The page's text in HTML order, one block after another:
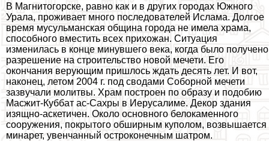
В Магнитогорске, равно как и в других городах Южного
Урала, проживает много последователей Ислама. Долгое
время мусульманская община города не имела храма,
способного вместить всех прихожан. Ситуация
изменилась в конце минувшего века, когда было получено
разрешение на строительство новой мечети. Его
окончания верующим пришлось ждать десять лет. И вот,
наконец, летом 2004 г. под сводами Соборной мечети
зазвучали молитвы. Храм построен по образу и подобию
Масжит-Куббат ас-Сахры в Иерусалиме. Декор здания
изящно-аскетичен. Около основного белокаменного
сооружения, покрытого обширным куполом, возвышается
минарет, увенчанный остроконечным шатром.